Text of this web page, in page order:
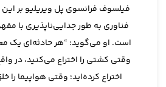
فیلسوف فرانسوی پل ویریلیو بر
فناوری به طور جدایی‌ناپذیری با
است. او می‌گوید: “هر حادثه‌ای
وقتی کشتی را اختراع می‌کنید، در
اختراع کرده‌اید؛ وقتی هواپیما